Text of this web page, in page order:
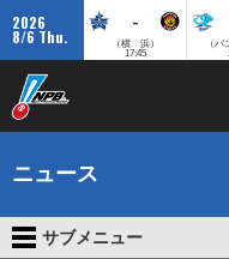
2026
8/6 Thu.
-
（横 浜）
17:45
（バ
ニュース
サブメニュー